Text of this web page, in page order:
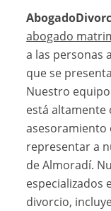
abogado
a las personas
que se
Nuestro
está
asesoramiento
representar a
de Almoradí.
especializados
divorcio,